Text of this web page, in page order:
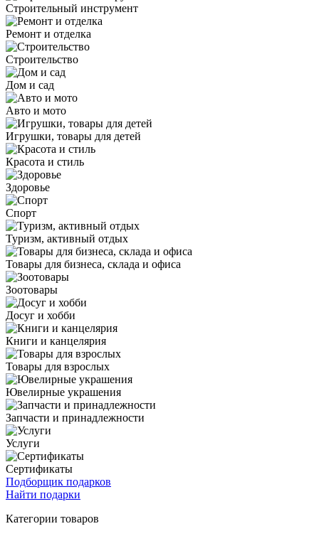
Строительный инструмент
Ремонт и отделка
Строительство
Дом и сад
Авто и мото
Игрушки, товары для детей
Красота и стиль
Здоровье
Спорт
Туризм, активный отдых
Товары для бизнеса, склада и офиса
Зоотовары
Досуг и хобби
Книги и канцелярия
Товары для взрослых
Ювелирные украшения
Запчасти и принадлежности
Услуги
Сертификаты
Подборщик подарков
Найти подарки
Категории товаров